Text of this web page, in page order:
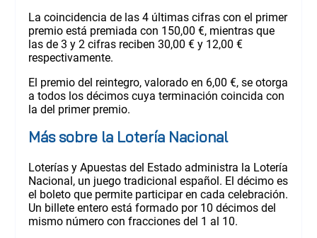
La coincidencia de las 4 últimas cifras con el primer
premio está premiada con 150,00 €, mientras que
las de 3 y 2 cifras reciben 30,00 € y 12,00 €
respectivamente.
El premio del reintegro, valorado en 6,00 €, se otorga
a todos los décimos cuya terminación coincida con
la del primer premio.
Más sobre la Lotería Nacional
Loterías y Apuestas del Estado administra la Lotería
Nacional, un juego tradicional español. El décimo es
el boleto que permite participar en cada celebración.
Un billete entero está formado por 10 décimos del
mismo número con fracciones del 1 al 10.